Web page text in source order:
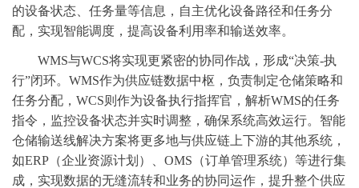
的设备状态、任务量等信息，自主优化设备路径和任务分
配，实现智能调度，提高设备利用率和输送效率。
WMS与WCS将实现更紧密的协同作战，形成“决策-执
行”闭环。 WMS作为供应链数据中枢，负责制定仓储策略和
任务分配，WCS则作为设备执行指挥官，解析WMS的任务
指令，监控设备状态并实时调整，确保系统高效运行。智能
仓储输送线解决方案将更多地与供应链上下游的其他系统，
如ERP（企业资源计划）、OMS（订单管理系统）等进行集
成，实现数据的无缝流转和业务的协同运作，提升整个供应